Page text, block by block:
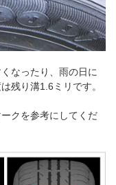
なったり、雨の日に
残り溝1.6ミリです。
クを参考にしてくだ